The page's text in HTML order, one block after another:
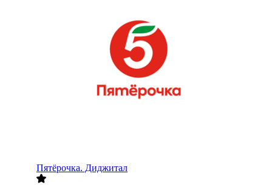
Пятёрочка. Диджитал